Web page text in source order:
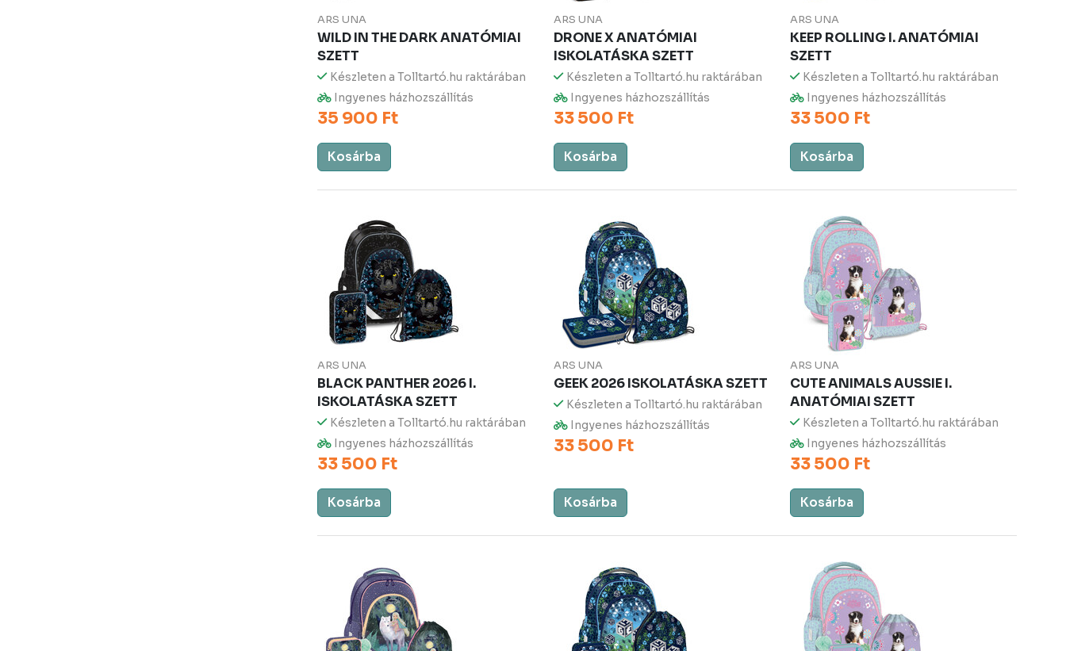
ARS UNA
WILD IN THE DARK ANATÓMIAI
SZETT
Készleten a Tolltartó.hu raktárában
Ingyenes házhozszállítás
35 900 Ft
Kosárba
ARS UNA
DRONE X ANATÓMIAI
ISKOLATÁSKA SZETT
Készleten a Tolltartó.hu raktárában
Ingyenes házhozszállítás
33 500 Ft
Kosárba
ARS UNA
KEEP ROLLING I. ANATÓMIAI
SZETT
Készleten a Tolltartó.hu raktárában
Ingyenes házhozszállítás
33 500 Ft
Kosárba
ARS UNA
BLACK PANTHER 2026 I.
ISKOLATÁSKA SZETT
Készleten a Tolltartó.hu raktárában
Ingyenes házhozszállítás
33 500 Ft
Kosárba
ARS UNA
GEEK 2026 ISKOLATÁSKA SZETT
Készleten a Tolltartó.hu raktárában
Ingyenes házhozszállítás
33 500 Ft
Kosárba
ARS UNA
CUTE ANIMALS AUSSIE I.
ANATÓMIAI SZETT
Készleten a Tolltartó.hu raktárában
Ingyenes házhozszállítás
33 500 Ft
Kosárba